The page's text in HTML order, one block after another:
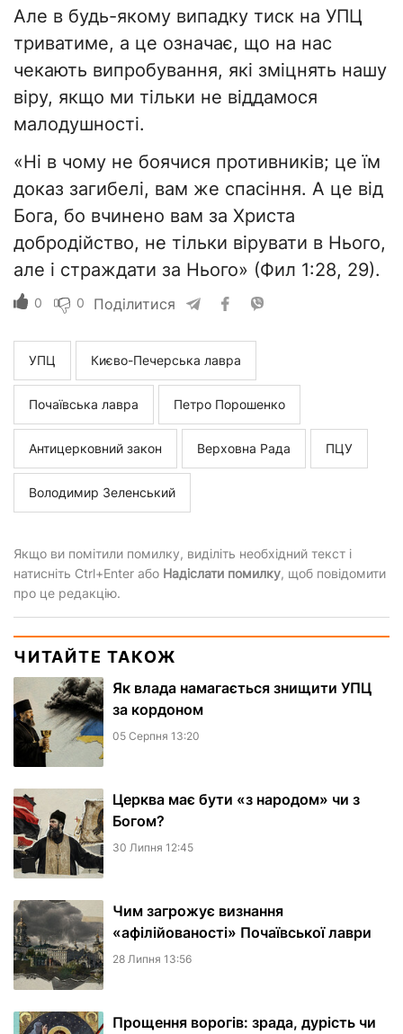
Але в будь-якому випадку тиск на УПЦ
триватиме, а це означає, що на нас
чекають випробування, які зміцнять нашу
віру, якщо ми тільки не віддамося
малодушності.
«Ні в чому не боячися противників; це їм
доказ загибелі, вам же спасіння. А це від
Бога, бо вчинено вам за Христа
добродійство, не тільки вірувати в Нього,
але і страждати за Нього» (Фил 1:28, 29).
0 0 Поділитися
УПЦ Києво-Печерська лавра
Почаївська лавра Петро Порошенко
Антицерковний закон Верховна Рада ПЦУ
Володимир Зеленський
Якщо ви помітили помилку, виділіть необхідний текст і
натисніть Ctrl+Enter або Надіслати помилку, щоб повідомити
про це редакцію.
ЧИТАЙТЕ ТАКОЖ
Як влада намагається знищити УПЦ
за кордоном
05 Серпня 13:20
Церква має бути «з народом» чи з
Богом?
30 Липня 12:45
Чим загрожує визнання
«афілійованості» Почаївської лаври
28 Липня 13:56
Прощення ворогів: зрада, дурість чи